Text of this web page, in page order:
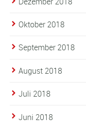
Oktober 2018
September 2018
August 2018
Juli 2018
Juni 2018